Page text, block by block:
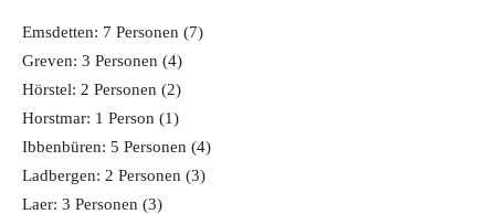
Emsdetten: 7 Personen (7)
Greven: 3 Personen (4)
Hörstel: 2 Personen (2)
Horstmar: 1 Person (1)
Ibbenbüren: 5 Personen (4)
Ladbergen: 2 Personen (3)
Laer: 3 Personen (3)